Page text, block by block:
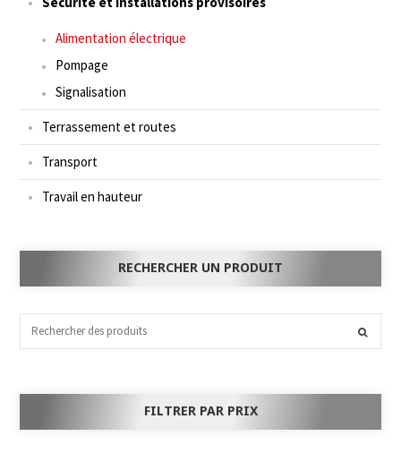
Alimentation électrique
Pompage
Signalisation
Terrassement et routes
Transport
Travail en hauteur
RECHERCHER UN PRODUIT
FILTRER PAR PRIX